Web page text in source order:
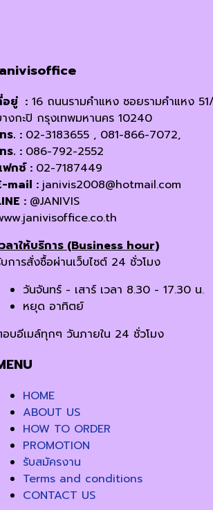
อยู่ : 16 ถนนรามคำแหง ซอยรามคำแหง
งกะปิ กรุงเทพมหานคร 10240
ร. : 02-3183655 , 081-866-7072,
ร. : 086-792-2552
กซ์ : 02-7187449
mail : janivis2008@hotmail.com
: @JANIVIS
ลาให้บริการ (Business hour)
การสั่งซื้อผ่านเว็บไซต์ 24 ชั่วโมง
วันจันทร์ - เสาร์ เวลา 8.30 - 17.30 น.
หยุด อาทิตย์
บอีเมล์ทุกๆ วันภายใน 24 ชั่วโมง
HOME
ABOUT US
HOW TO ORDER
PROMOTION
รับสมัครงาน
Terms and conditions
CONTACT US